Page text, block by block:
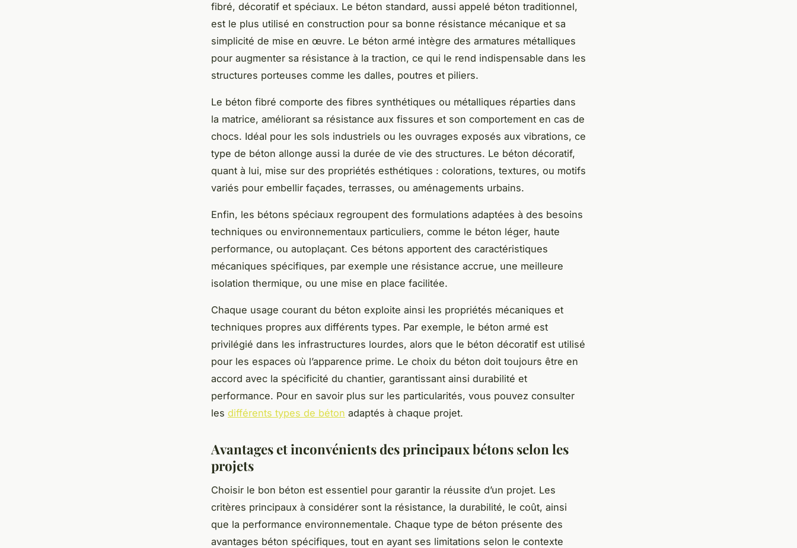
fibré, décoratif et spéciaux. Le béton standard, aussi appelé béton traditionnel,
est le plus utilisé en construction pour sa bonne résistance mécanique et sa
simplicité de mise en œuvre. Le béton armé intègre des armatures métalliques
pour augmenter sa résistance à la traction, ce qui le rend indispensable dans les
structures porteuses comme les dalles, poutres et piliers.
Le béton fibré comporte des fibres synthétiques ou métalliques réparties dans
la matrice, améliorant sa résistance aux fissures et son comportement en cas de
chocs. Idéal pour les sols industriels ou les ouvrages exposés aux vibrations, ce
type de béton allonge aussi la durée de vie des structures. Le béton décoratif,
quant à lui, mise sur des propriétés esthétiques : colorations, textures, ou motifs
variés pour embellir façades, terrasses, ou aménagements urbains.
Enfin, les bétons spéciaux regroupent des formulations adaptées à des besoins
techniques ou environnementaux particuliers, comme le béton léger, haute
performance, ou autoplaçant. Ces bétons apportent des caractéristiques
mécaniques spécifiques, par exemple une résistance accrue, une meilleure
isolation thermique, ou une mise en place facilitée.
Chaque usage courant du béton exploite ainsi les propriétés mécaniques et
techniques propres aux différents types. Par exemple, le béton armé est
privilégié dans les infrastructures lourdes, alors que le béton décoratif est utilisé
pour les espaces où l’apparence prime. Le choix du béton doit toujours être en
accord avec la spécificité du chantier, garantissant ainsi durabilité et
performance. Pour en savoir plus sur les particularités, vous pouvez consulter
les différents types de béton adaptés à chaque projet.
Avantages et inconvénients des principaux bétons selon les
projets
Choisir le bon béton est essentiel pour garantir la réussite d’un projet. Les
critères principaux à considérer sont la résistance, la durabilité, le coût, ainsi
que la performance environnementale. Chaque type de béton présente des
avantages béton spécifiques, tout en ayant ses limitations selon le contexte